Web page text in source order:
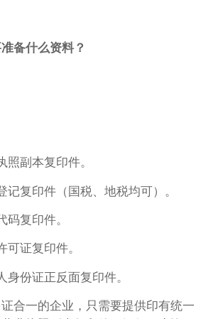
备什么资料？
照副本复印件。
记复印件（国税、地税均可）。
码复印件。
可证复印件。
身份证正反面复印件。
合一的企业，只需要提供印有统一